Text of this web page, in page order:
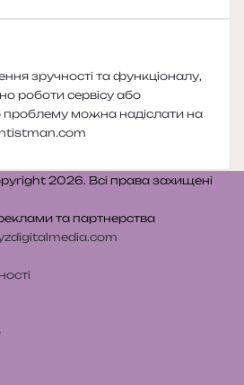
зручності та функціоналу,
роботи сервісу або
проблему можна надіслати на
2026. Всі права захищені
та партнерства